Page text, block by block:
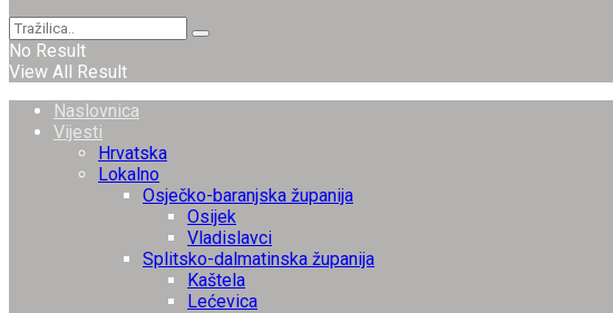
No Result
View All Result
Naslovnica
Vijesti
Hrvatska
Lokalno
Osječko-baranjska županija
Osijek
Vladislavci
Splitsko-dalmatinska županija
Kaštela
Lećevica